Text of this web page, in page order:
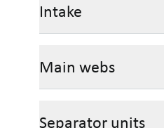
Intake
Main webs
Separator units